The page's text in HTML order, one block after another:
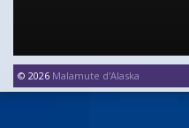
© 2026 Malamute d'Alaska